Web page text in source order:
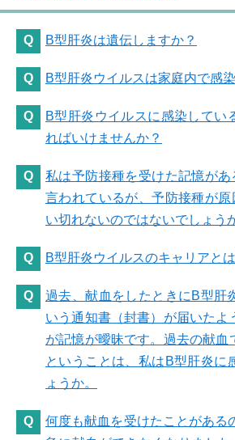
B型肝炎は遺伝しますか？
B型肝炎ウイルスは家庭内で感
B型肝炎ウイルスに感染してい
ればいけませんか？
私は予防接種を受けた記憶が
言われているが、予防接種が
い切れないのではないでしょう
B型肝炎ウイルスのキャリアと
過去、献血をしたときにB型肝
いう通知書（封書）が届いたよ
が記憶が曖昧です。過去の献血
ということは、私はB型肝炎に
ょうか。
何度も献血を受けたことがある